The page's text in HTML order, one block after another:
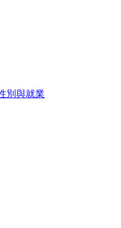
別與就業